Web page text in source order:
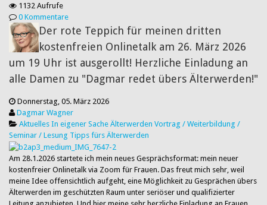
1132 Aufrufe
0 Kommentare
Der rote Teppich für meinen dritten
kostenfreien Onlinetalk am 26. März 2026
um 19 Uhr ist ausgerollt! Herzliche Einladung an
alle Damen zu "Dagmar redet übers Älterwerden!"
Donnerstag, 05. März 2026
Dagmar Wagner
Aktuelles In eigener Sache Älterwerden Vortrag / Weiterbildung /
Seminar / Lesung Tipps fürs Älterwerden
Am 28.1.2026 startete ich mein neues Gesprächsformat: mein neuer
kostenfreier Onlinetalk via Zoom für Frauen. Das freut mich sehr, weil
meine Idee offensichtlich aufgeht, eine Möglichkeit zu Gesprächen übers
Älterwerden im geschützten Raum unter seriöser und qualifizierter